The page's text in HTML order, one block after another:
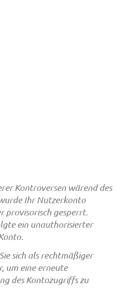
Kontroversen wärend des
Ihr Nutzerkonto
provisorisch gesperrt.
ein unauthorisierter
sich als rechtmäßiger
um eine erneute
des Kontozugriffs zu